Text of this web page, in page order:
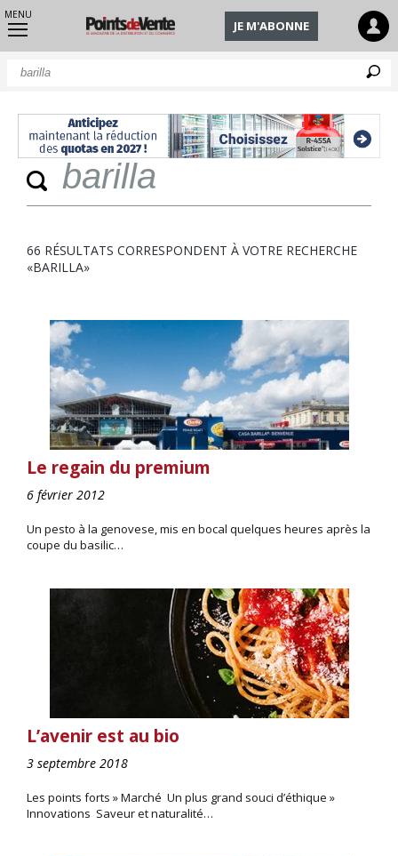
MENU
JE M'ABONNE
66 RÉSULTATS CORRESPONDENT À VOTRE RECHERCHE
«BARILLA»
Le regain du premium
6 février 2012
Un pesto à la genovese, mis en bocal quelques heures après la
coupe du basilic…
L’avenir est au bio
3 septembre 2018
Les points forts » Marché Un plus grand souci d’éthique »
Innovations Saveur et naturalité…